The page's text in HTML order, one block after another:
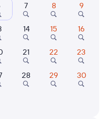
7 8 9
14 15 16
21 22 23
28 29 30